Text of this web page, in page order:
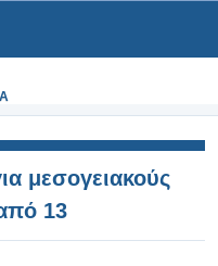
μεσογειακούς
13